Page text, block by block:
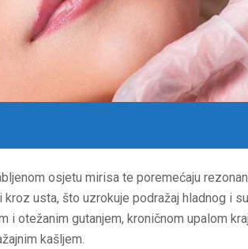
osjetu mirisa te poremećaju
usta, što uzrokuje podražaj hladnog i
otežanim gutanjem, kroničnom upalom
kašljem.